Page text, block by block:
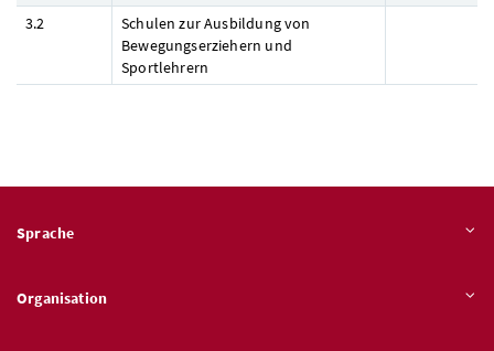
3.2
Schulen zur Ausbildung von
Bewegungserziehern und
Sportlehrern
Sprache
Organisation